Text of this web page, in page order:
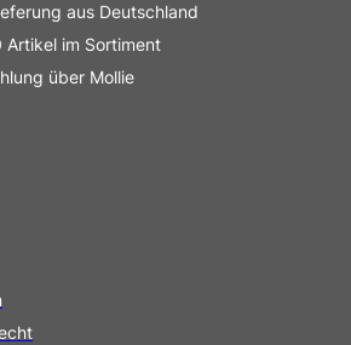
aus Deutschland
Artikel im Sortiment
über Mollie